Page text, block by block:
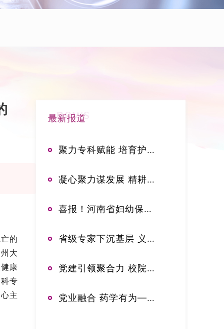
的
大
康
专
主
最新报道
news
聚力专科赋能 培育护理英才——郑大三附院举办2026年中华护理学会新生儿专科护士临床实践培训班开班典礼
凝心聚力谋发展 精耕专科启新篇——河南省妇幼保健院乳腺甲状腺外科召开专科高质量发展专题研讨会
喜报！河南省妇幼保健院获评爱婴医院妇幼保健人员岗位胜任力考核先进单位
省级专家下沉基层 义诊服务暖民心——郑州大学第三附属医院杨红星到滑县小铺镇卫生院开展义诊活动
党建引领聚合力 校院融合谱新篇——“教研协同·药创未来”联建活动在郑州大学药学院成功举办
党业融合 药学有为——郑大三附院药学部开展2026年党建业务融合工作推进会